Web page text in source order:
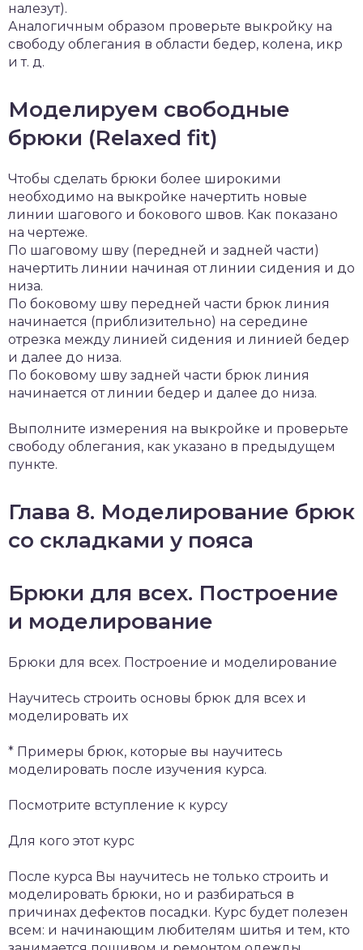
налезут).
Аналогичным образом проверьте выкройку на
свободу облегания в области бедер, колена, икр
и т. д.
Моделируем свободные
брюки (Relaxed fit)
Чтобы сделать брюки более широкими
необходимо на выкройке начертить новые
линии шагового и бокового швов. Как показано
на чертеже.
По шаговому шву (передней и задней части)
начертить линии начиная от линии сидения и до
низа.
По боковому шву передней части брюк линия
начинается (приблизительно) на середине
отрезка между линией сидения и линией бедер
и далее до низа.
По боковому шву задней части брюк линия
начинается от линии бедер и далее до низа.
Выполните измерения на выкройке и проверьте
свободу облегания, как указано в предыдущем
пункте.
Глава 8. Моделирование брюк
со складками у пояса
Брюки для всех. Построение
и моделирование
Брюки для всех. Построение и моделирование
Научитесь строить основы брюк для всех и
моделировать их
* Примеры брюк, которые вы научитесь
моделировать после изучения курса.
Посмотрите вступление к курсу
Для кого этот курс
После курса Вы научитесь не только строить и
моделировать брюки, но и разбираться в
причинах дефектов посадки. Курс будет полезен
всем: и начинающим любителям шитья и тем, кто